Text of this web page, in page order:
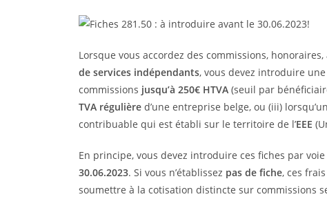
Lorsque vous accordez des commissions,
de services indépendants, vous devez introduire
commissions jusqu’à 250€ HTVA(seuil par
TVA régulièred’une entreprise belge, ou (iii)
contribuable qui est établi sur le territoire de l’EEE
En principe, vous devez introduire ces fiches par
30.06.2023. Si vous n’établissez pas de fiche, ces
soumettre à la cotisation distincte sur commissions